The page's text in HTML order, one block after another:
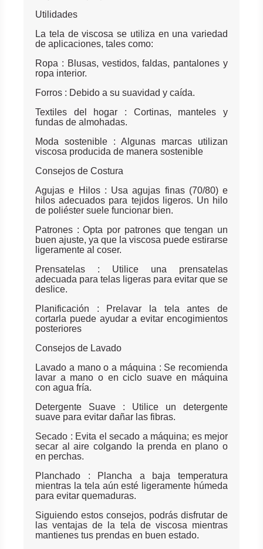
Utilidades
La tela de viscosa se utiliza en una variedad
de aplicaciones, tales como:
Ropa : Blusas, vestidos, faldas, pantalones y
ropa interior.
Forros : Debido a su suavidad y caída.
Textiles del hogar : Cortinas, manteles y
fundas de almohadas.
Moda sostenible : Algunas marcas utilizan
viscosa producida de manera sostenible
Consejos de Costura
Agujas e Hilos : Usa agujas finas (70/80) e
hilos adecuados para tejidos ligeros. Un hilo
de poliéster suele funcionar bien.
Patrones : Opta por patrones que tengan un
buen ajuste, ya que la viscosa puede estirarse
ligeramente al coser.
Prensatelas : Utilice una prensatelas
adecuada para telas ligeras para evitar que se
deslice.
Planificación : Prelavar la tela antes de
cortarla puede ayudar a evitar encogimientos
posteriores
Consejos de Lavado
Lavado a mano o a máquina : Se recomienda
lavar a mano o en ciclo suave en máquina
con agua fría.
Detergente Suave : Utilice un detergente
suave para evitar dañar las fibras.
Secado : Evita el secado a máquina; es mejor
secar al aire colgando la prenda en plano o
en perchas.
Planchado : Plancha a baja temperatura
mientras la tela aún esté ligeramente húmeda
para evitar quemaduras.
Siguiendo estos consejos, podrás disfrutar de
las ventajas de la tela de viscosa mientras
mantienes tus prendas en buen estado.